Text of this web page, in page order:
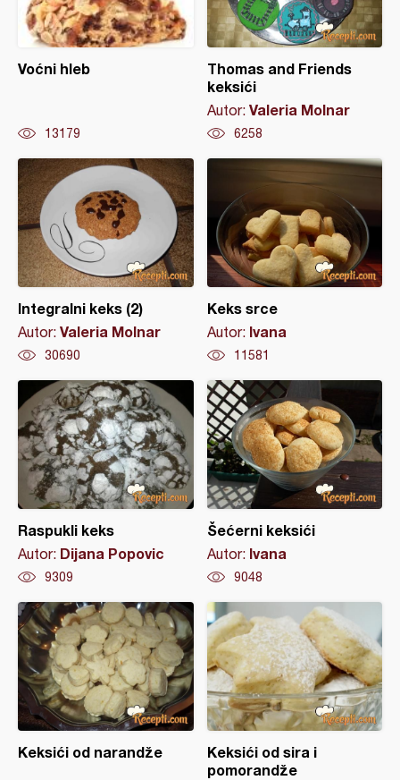
Voćni hleb
13179
Thomas and Friends
keksići
Autor: Valeria Molnar
6258
Integralni keks (2)
Autor: Valeria Molnar
30690
Keks srce
Autor: Ivana
11581
Raspukli keks
Autor: Dijana Popovic
9309
Šećerni keksići
Autor: Ivana
9048
Keksići od narandže
Keksići od sira i
pomorandže